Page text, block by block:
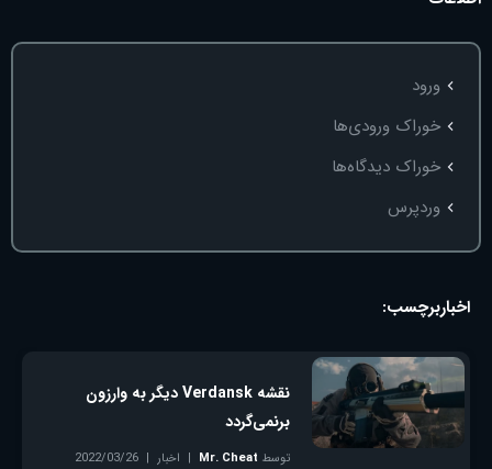
ورود
خوراک ورودی‌ها
خوراک دیدگاه‌ها
وردپرس
برچسب:اخبار
نقشه Verdansk دیگر به وارزون
برنمی‌گردد
توسط Mr. Cheat اخبار
2022/03/26